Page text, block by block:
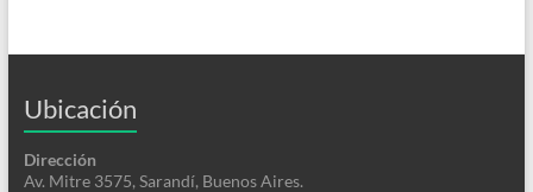
Ubicación
Dirección
Av. Mitre 3575, Sarandí, Buenos Aires.